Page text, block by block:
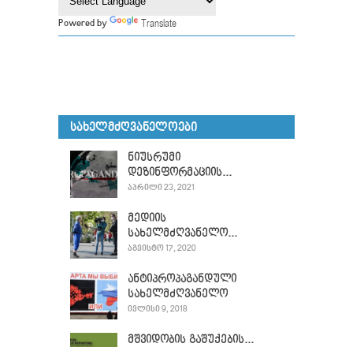
Powered by Translate
ᲡᲐᲮᲔᲚᲛᲫᲦᲕᲐᲜᲔᲚᲝᲔᲑᲘ
ნიუსრუმი
დეზინფორმაციის...
ᲐᲞᲠᲘᲚᲘ 23, 2021
მედიის
სახელმძღვანელო...
ᲐᲒᲕᲘᲡᲢᲝ 17, 2020
ანტიპროპაგანდული
სახელმძღვანელო
ᲘᲕᲚᲘᲡᲘ 9, 2018
მშვიდობის გაშუქების...